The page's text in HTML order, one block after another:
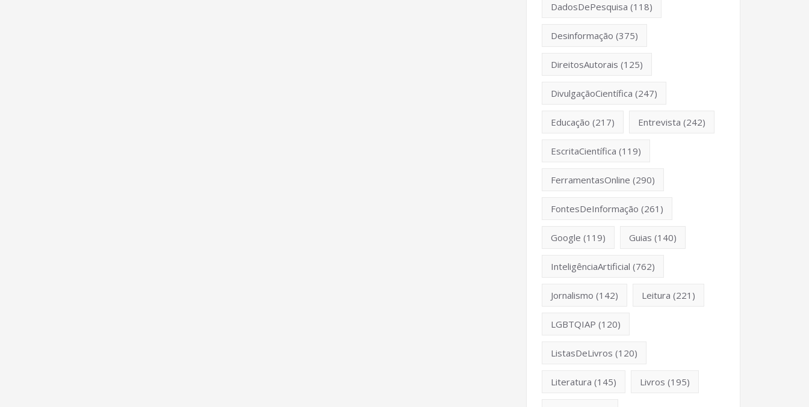
DadosDePesquisa (118)
Desinformação (375)
DireitosAutorais (125)
DivulgaçãoCientífica (247)
Educação (217) Entrevista (242)
EscritaCientífica (119)
FerramentasOnline (290)
FontesDeInformação (261)
Google (119) Guias (140)
InteligênciaArtificial (762)
Jornalismo (142) Leitura (221)
LGBTQIAP (120)
ListasDeLivros (120)
Literatura (145) Livros (195)